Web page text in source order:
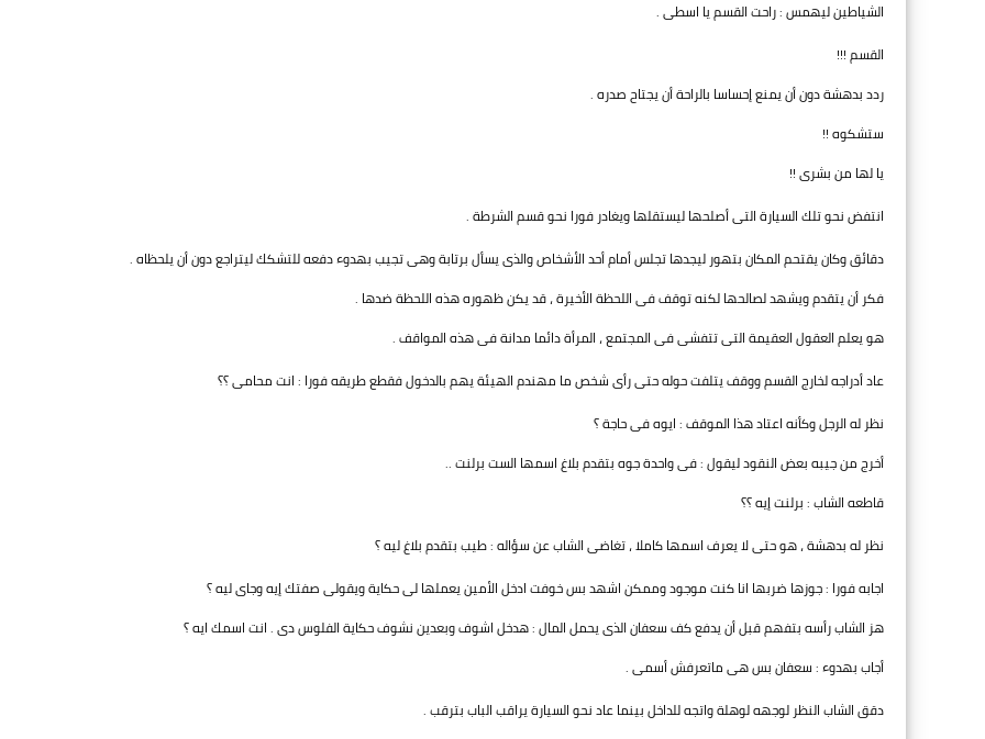
الشياطين ليهمس : راحت القسم يا اسطى .
القسم !!!
ردد بدهشة دون أن يمنع إحساسا بالراحة أن يجتاح صدره .
ستشكوه !!
يا لها من بشرى !!
انتفض نحو تلك السيارة التى أصلحها ليستقلها ويغادر فورا نحو قسم الشرطة .
دقائق وكان يقتحم المكان بتهور ليجدها تجلس أمام أحد الأشخاص والذى يسأل برتابة وهى تجيب بهدوء دفعه للتشكك ليتراجع دون أن يلحظاه .
فكر أن يتقدم ويشهد لصالحها لكنه توقف فى اللحظة الأخيرة ، قد يكن ظهوره هذه اللحظة ضدها .
هو يعلم العقول العقيمة التى تتفشى فى المجتمع ، المرأة دائما مدانة فى هذه المواقف .
عاد أدراجه لخارج القسم ووقف يتلفت حوله حتى رأى شخص ما مهندم الهيئة يهم بالدخول فقطع طريقه فورا : انت محامى ؟؟
نظر له الرجل وكأنه اعتاد هذا الموقف : ايوه فى حاجة ؟
أخرج من جيبه بعض النقود ليقول : فى واحدة جوه بتقدم بلاغ اسمها الست برلنت ..
قاطعه الشاب : برلنت إيه ؟؟
نظر له بدهشة ، هو حتى لا يعرف اسمها كاملا ، تغاضى الشاب عن سؤاله : طيب بتقدم بلاغ ليه ؟
اجابه فورا : جوزها ضربها انا كنت موجود وممكن اشهد بس خوفت ادخل الأمين يعملها لى حكاية ويقولى صفتك إيه وجاى ليه ؟
هز الشاب رأسه بتفهم قبل أن يدفع كف سعفان الذى يحمل المال : هدخل اشوف وبعدين نشوف حكاية الفلوس دى . انت اسمك ايه ؟
أجاب بهدوء : سعفان بس هى ماتعرفش أسمى .
دقق الشاب النظر لوجهه لوهلة واتجه للداخل بينما عاد نحو السيارة يراقب الباب بترقب .